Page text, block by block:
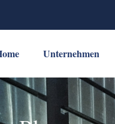
Unternehmen